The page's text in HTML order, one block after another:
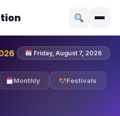
Friday, August 7, 2026
Monthly Festivals